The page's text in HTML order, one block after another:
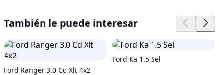
También le puede interesar
Ford Ranger 3.0 Cd Xlt 4x2
Ford Ka 1.5 Sel